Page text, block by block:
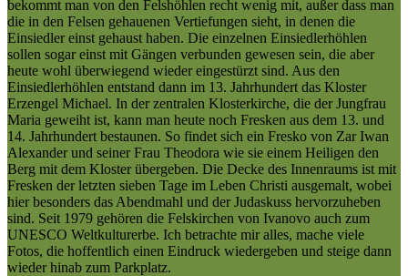
bekommt man von den Felshöhlen recht wenig mit, außer dass man
die in den Felsen gehauenen Vertiefungen sieht, in denen die
Einsiedler einst gehaust haben. Die einzelnen Einsiedlerhöhlen
sollen sogar einst mit Gängen verbunden gewesen sein, die aber
heute wohl überwiegend wieder eingestürzt sind. Aus den
Einsiedlerhöhlen entstand dann im 13. Jahrhundert das Kloster
Erzengel Michael. In der zentralen Klosterkirche, die der Jungfrau
Maria geweiht ist, kann man heute noch Fresken aus dem 13. und
14. Jahrhundert bestaunen. So findet sich ein Fresko von Zar Iwan
Alexander und seiner Frau Theodora wie sie einem Heiligen den
Berg mit dem Kloster übergeben. Die Decke des Innenraums ist mit
Fresken der letzten sieben Tage im Leben Christi ausgemalt, wobei
hier besonders das Abendmahl und der Judaskuss hervorzuheben
sind. Seit 1979 gehören die Felskirchen von Ivanovo auch zum
UNESCO Weltkulturerbe. Ich betrachte mir alles, mache viele
Fotos, die hoffentlich einen Eindruck wiedergeben und steige dann
wieder hinab zum Parkplatz.